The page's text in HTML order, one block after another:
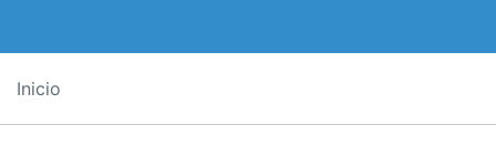
Inicio